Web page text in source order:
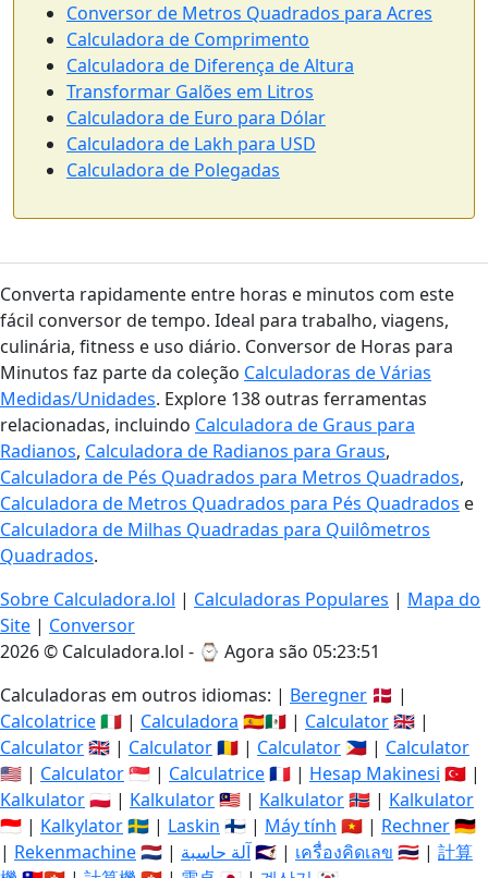
Conversor de Metros Quadrados para Acres
Calculadora de Comprimento
Calculadora de Diferença de Altura
Transformar Galões em Litros
Calculadora de Euro para Dólar
Calculadora de Lakh para USD
Calculadora de Polegadas
Converta rapidamente entre horas e minutos com este
fácil conversor de tempo. Ideal para trabalho, viagens,
culinária, fitness e uso diário. Conversor de Horas para
Minutos faz parte da coleção Calculadoras de Várias
Medidas/Unidades. Explore 138 outras ferramentas
relacionadas, incluindo Calculadora de Graus para
Radianos, Calculadora de Radianos para Graus,
Calculadora de Pés Quadrados para Metros Quadrados,
Calculadora de Metros Quadrados para Pés Quadrados e
Calculadora de Milhas Quadradas para Quilômetros
Quadrados.
Sobre Calculadora.lol | Calculadoras Populares | Mapa do
Site | Conversor
2026 © Calculadora.lol - ⌚ Agora são 05:23:52
Calculadoras em outros idiomas: | Beregner 🇩🇰 |
Calcolatrice🇮🇹 | Calculadora 🇪🇸🇲🇽 | Calculator🇬🇧 |
Calculator🇬🇧 | Calculator🇷🇴 | Calculator 🇵🇭 | Calculator
🇺🇸 | Calculator🇸🇬 | Calculatrice🇫🇷 | Hesap Makinesi 🇹🇷 |
Kalkulator🇵🇱 | Kalkulator🇲🇾 | Kalkulator🇳🇴 | Kalkulator
🇮🇩 | Kalkylator🇸🇪 | Laskin 🇫🇮 | Máy tính 🇻🇳 | Rechner🇩🇪
| Rekenmachine🇳🇱 | آلة حاسبة🇸🇦 | เครื่องคิดเลข 🇹🇭 | 計算